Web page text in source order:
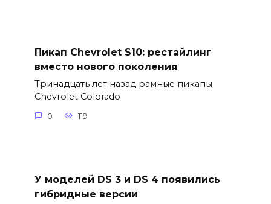
Пикап Chevrolet S10: рестайлинг
вместо нового поколения
Тринадцать лет назад рамные пикапы
Chevrolet Colorado
0 119
У моделей DS 3 и DS 4 появились
гибридные версии